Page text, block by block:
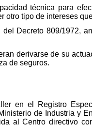
técnica para
tipo de intereses
Decreto 809/1972,
derivarse de su
de seguros.
en el Registro
de Industria y
al Centro directivo